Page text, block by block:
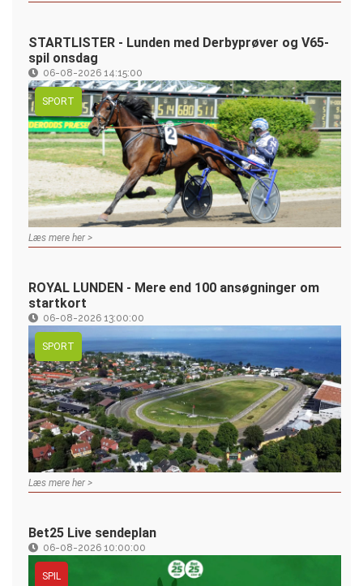
STARTLISTER - Lunden med Derbyprøver og V65-
spil onsdag
06-08-2026 14:15:00
SPORT
Læs mere her >
ROYAL LUNDEN - Mere end 100 ansøgninger om
startkort
06-08-2026 13:00:00
SPORT
Læs mere her >
Bet25 Live sendeplan
06-08-2026 10:00:00
SPIL